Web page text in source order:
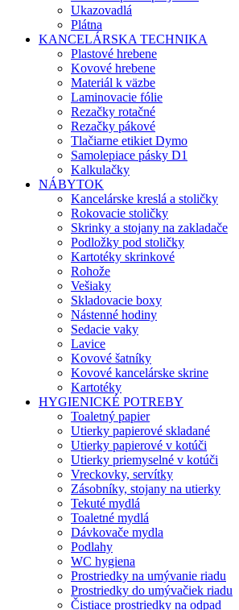
Ukazovadlá
Plátna
KANCELÁRSKA TECHNIKA
Plastové hrebene
Kovové hrebene
Materiál k väzbe
Laminovacie fólie
Rezačky rotačné
Rezačky pákové
Tlačiarne etikiet Dymo
Samolepiace pásky D1
Kalkulačky
NÁBYTOK
Kancelárske kreslá a stoličky
Rokovacie stoličky
Skrinky a stojany na zakladače
Podložky pod stoličky
Kartotéky skrinkové
Rohože
Vešiaky
Skladovacie boxy
Nástenné hodiny
Sedacie vaky
Lavice
Kovové šatníky
Kovové kancelárske skrine
Kartotéky
HYGIENICKÉ POTREBY
Toaletný papier
Utierky papierové skladané
Utierky papierové v kotúči
Utierky priemyselné v kotúči
Vreckovky, servítky
Zásobníky, stojany na utierky
Tekuté mydlá
Toaletné mydlá
Dávkovače mydla
Podlahy
WC hygiena
Prostriedky na umývanie riadu
Prostriedky do umývačiek riadu
Čistiace prostriedky na odpad